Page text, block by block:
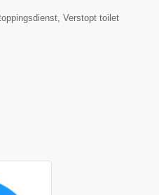
Verstopt toilet